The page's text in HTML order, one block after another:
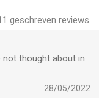
app voor iPhone,
geschikt
4 jaar.
geschreven reviews
thought about in
28/05/2022